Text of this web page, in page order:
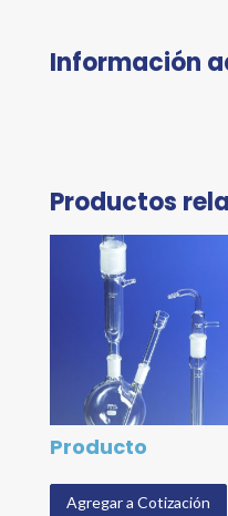
Información
Productos
Producto
Agregar a Cotización